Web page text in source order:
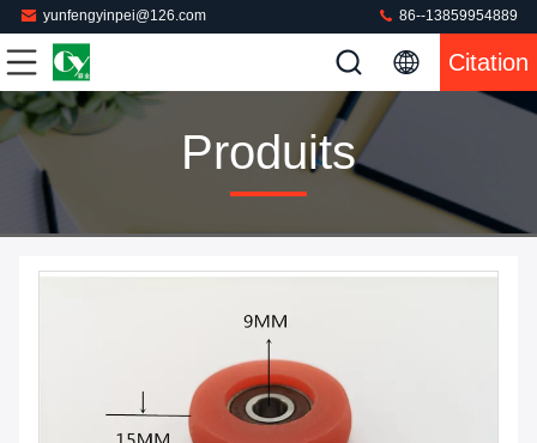
yunfengyinpei@126.com 86--13859954889
Citation
Produits